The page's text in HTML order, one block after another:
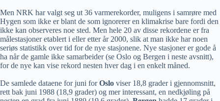
Men NRK har valgt seg ut 36 varmerekorder, muligens i samrøre med
Hygen som ikke er blant de som ignorerer en klimakrise bare fordi den
ikke kan observeres noe sted. Men hele 20 av disse rekordene er fra
målestasjoner etablert i eller etter år 2000, slik at man ikke har noen
seriøs statistikk over tid for de nye stasjonene. Nye stasjoner er gode å
ha når de gamle ikke samarbeider (se Oslo og Bergen i neste avsnitt),
for de nye kan vise rekord nesten hver dag i en enkelt måned.
De samlede dataene for juni forOslo viser 18,8 grader i gjennomsnitt,
rett bak juni 1988 (18,9 grader) og mer interessant, en nedkjøling på